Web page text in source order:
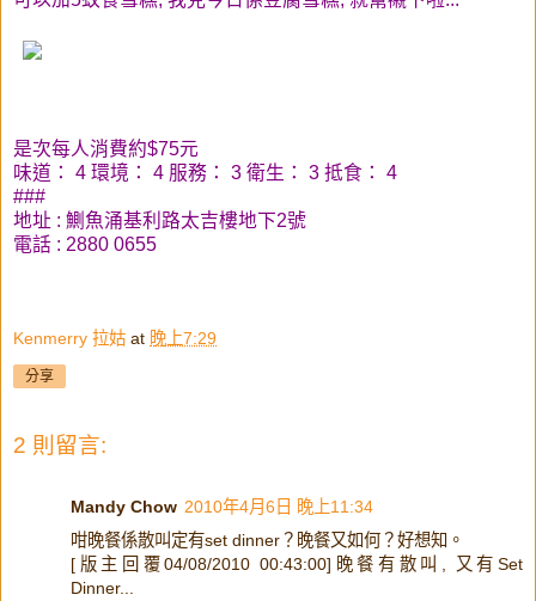
是次每人消費約$75元
味道： 4 環境： 4 服務： 3 衛生： 3 抵食： 4
###
地址 : 鰂魚涌基利路太吉樓地下2號
電話 : 2880 0655
Kenmerry 拉姑 at 晚上7:29
分享
2 則留言:
Mandy Chow 2010年4月6日 晚上11:34
咁晚餐係散叫定有set dinner？晚餐又如何？好想知。
[版主回覆04/08/2010 00:43:00]晚餐有散叫, 又有Set
Dinner...